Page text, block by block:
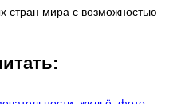
стран мира с возможностью